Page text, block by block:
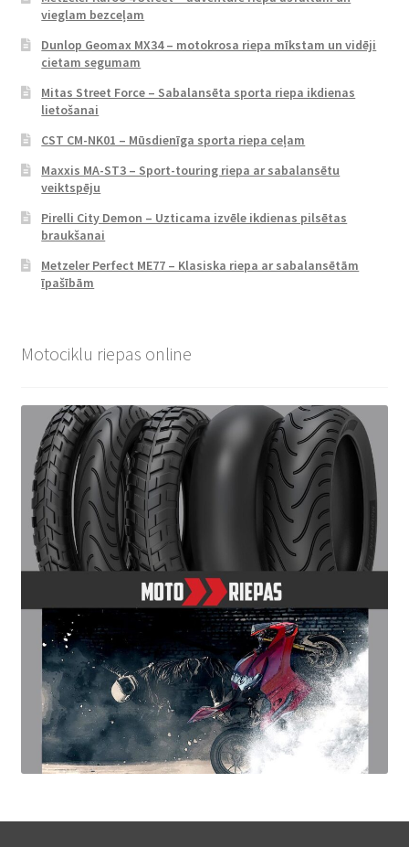
vieglam bezceļam
Dunlop Geomax MX34 – motokrosa riepa mīkstam un vidēji
cietam segumam
Mitas Street Force – Sabalansēta sporta riepa ikdienas
lietošanai
CST CM-NK01 – Mūsdienīga sporta riepa ceļam
Maxxis MA-ST3 – Sport-touring riepa ar sabalansētu
veiktspēju
Pirelli City Demon – Uzticama izvēle ikdienas pilsētas
braukšanai
Metzeler Perfect ME77 – Klasiska riepa ar sabalansētām
īpašībām
Motociklu riepas online